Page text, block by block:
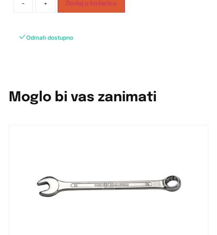
- + Dodaj u košaricu
Odmah dostupno
Moglo bi vas zanimati